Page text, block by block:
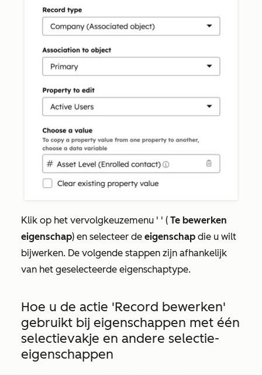
Klik op het vervolgkeuzemenu ' ' ( Te bewerken
eigenschap) en selecteer de eigenschap die u wilt
bijwerken. De volgende stappen zijn afhankelijk
van het geselecteerde eigenschaptype.
Hoe u de actie 'Record bewerken'
gebruikt bij eigenschappen met één
selectievakje en andere selectie-
eigenschappen